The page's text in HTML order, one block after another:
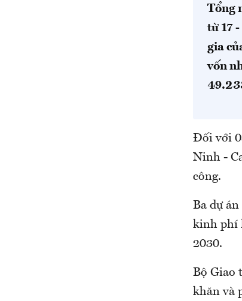
Tổng
từ 17
gia
vốn
Đối với
Ninh -
công.
Ba dự
kinh phí
2030.
Bộ Giao
khăn và